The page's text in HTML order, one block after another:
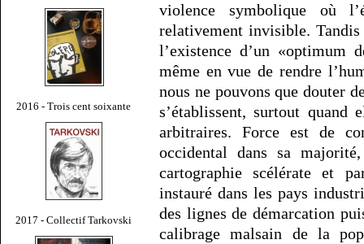
2016 - Trois cent soixante
2017 - Collectif Tarkovski
violence symbolique où
relativement invisible.
l’existence d’un «optimum
même en vue de rendre
nous ne pouvons que douter
s’établissent, surtout quand
arbitraires. Force est de
occidental dans sa
cartographie scélérate et
instauré dans les pays
des lignes de démarcation
calibrage malsain de la